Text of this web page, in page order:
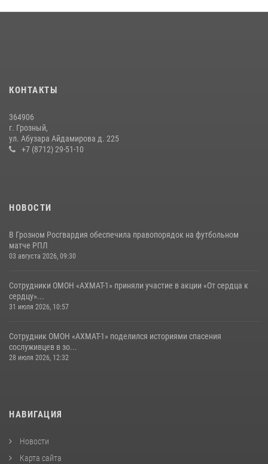
Совета безопасности Чеченской Республики
Сотрудник ОМОН «АХМАТ-1» поделился историями спасения
сослуживцев в зоне СВО
КОНТАКТЫ
364906
г. Грозный,
ул. Абузара Айдамирова д. 225
+7 (8712) 29-51-10
НОВОСТИ
В Грозном Росгвардия обеспечила правопорядок на футбольном
матче РПЛ
03 августа 2026, 09:30
Сотрудники ОМОН «АХМАТ-1» приняли участие в акции «От сердца к
сердцу»...
31 июля 2026, 10:57
Сотрудник ОМОН «АХМАТ-1» поделился историями спасения
сослуживцев в зо...
28 июля 2026, 12:32
НАВИГАЦИЯ
Новости
Карта сайта